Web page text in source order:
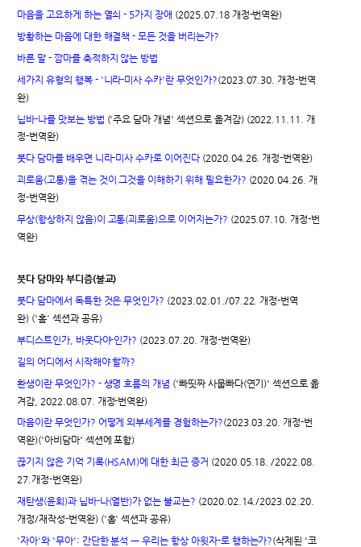
마음을 고요하게 하는 열쇠 - 5가지 장애 (2025.07.18 개정-번역완)
방황하는 마음에 대한 해결책 - 모든 것을 버리는가?
바른 말 - 깜마를 축적하지 않는 방법
세가지 유형의 행복 - '니라-미사 수카'란 무엇인가?(2023.07.30. 개정-번역
완)
닙바-나를 맛보는 방법 ('주요 담마 개념' 섹션으로 옮겨감) (2022.11.11. 개
정-번역완)
붓다 담마를 배우면 니라-미사 수카로 이어진다 (2020.04.26. 개정-번역완)
괴로움(고통)을 겪는 것이 그것을 이해하기 위해 필요한가? (2020.04.26. 개
정-번역완)
무상(항상하지 않음)이 고통(괴로움)으로 이어지는가? (2025.07.10. 개정-번
역완)
붓다 담마와 부디즘(불교)
붓다 담마에서 독특한 것은 무엇인가? (2023.02.01./07.22. 개정-번역
완) ('홈' 섹션과 공유)
부디스트인가, 바웃다야-인가? (2023.07.20. 개정-번역완)
길의 어디에서 시작해야 할까?
환생이란 무엇인가? - 생명 흐름의 개념 ('빠띳짜 사뭅빠다(연기)' 섹션으로 옮
겨감, 2022.08.07. 개정-번역완)
마음이란 무엇인가? 어떻게 외부세계를 경험하는가?(2023.03.20. 개정-번
역완)('아비담마' 섹션에 포함)
끊기지 않은 기억 기록(HSAM)에 대한 최근 증거 (2020.05.18. /2022.08.
27.개정-번역완)
재탄생(윤회)과 닙바-나(열반)가 없는 불교는? (2020.02.14./2023.02.20.
개정/재작성-번역완) ('홈' 섹션과 공유)
'자아'와 '무아': 간단한 분석 ㅡ 우리는 항상 아윗자-로 행하는가?(삭제된 '코